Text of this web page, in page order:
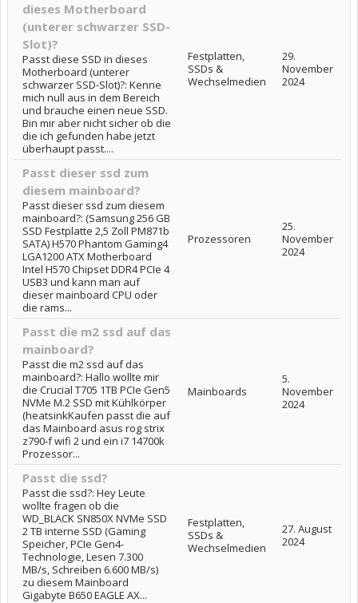
dieses Motherboard
(unterer schwarzer SSD-
Slot)?
Passt diese SSD in dieses
Motherboard (unterer
schwarzer SSD-Slot)?: Kenne
mich null aus in dem Bereich
und brauche einen neue SSD.
Bin mir aber nicht sicher ob die
die ich gefunden habe jetzt
überhaupt passt....
Festplatten,
SSDs &
Wechselmedien
29.
November
2024
Passt dieser ssd zum
diesem mainboard?
Passt dieser ssd zum diesem
mainboard?: (Samsung 256 GB
SSD Festplatte 2,5 Zoll PM871b
SATA) H570 Phantom Gaming4
LGA1200 ATX Motherboard
Intel H570 Chipset DDR4 PCIe 4
USB3 und kann man auf
dieser mainboard CPU oder
die rams...
Prozessoren
25.
November
2024
Passt die m2 ssd auf das
mainboard?
Passt die m2 ssd auf das
mainboard?: Hallo wollte mir
die Crucial T705 1TB PCIe Gen5
NVMe M.2 SSD mit Kühlkörper
(heatsinkKaufen passt die auf
das Mainboard asus rog strix
z790-f wifi 2 und ein i7 14700k
Prozessor...
Mainboards
5.
November
2024
Passt die ssd?
Passt die ssd?: Hey Leute
wollte fragen ob die
WD_BLACK SN850X NVMe SSD
2 TB interne SSD (Gaming
Speicher, PCIe Gen4-
Technologie, Lesen 7.300
MB/s, Schreiben 6.600 MB/s)
zu diesem Mainboard
Gigabyte B650 EAGLE AX...
Festplatten,
SSDs &
Wechselmedien
27. August
2024